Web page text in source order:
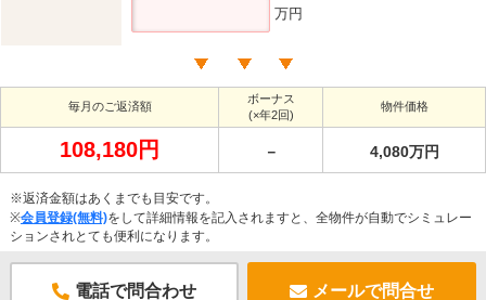
万円
毎月のご返済額
ボーナス
(×年2回)
物件価格
108,180円 － 4,080万円
※返済金額はあくまでも目安です。
※会員登録(無料)をして詳細情報を記入されますと、全物件が自動でシミュレー
ションされとても便利になります。
電話で問合わせ メールで問合せ